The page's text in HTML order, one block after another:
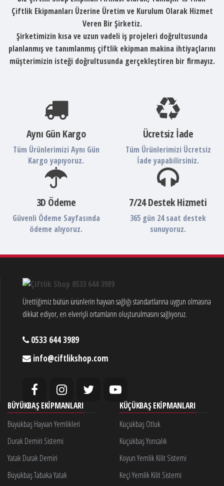
Çiftlik Ekipmanları Üzerine Üretim ve Kurulum Olarak Hizmet
Veren Bir Şirketiz.
Şirketimizin kısa ve uzun vadeli iş projeleri doğrultusunda
planlanmış ve tanımlanmış çiftlik ekipman makina ihtiyaçlarını
müşterimizin isteği doğrultusunda gerçekleştiren bir firmayız.
Aynı Gün Kargo
Tüm Ürünlerimizi Aynı Gün
Kargo yapıyoruz.
Ücretsiz İade
Tüm Ürünlerimizi Ücretsiz
İade yapabilirsiniz.
3D Ödeme
Güvenli Ödeme Sayfasında
ödeme alıyoruz.
7/24 Destek Hizmeti
365 gün 24 saat destek
sunuyoruz.
Ürettiğimiz bütün ürünlerin hayvan sağlığı standartlarına uygun olmasına
dikkat ediyor, en elverişli ortamların oluşturulmasını sağlıyoruz.
0533 644 3989
info@ciftlikshop.com
BÜYÜKBAŞ EKIPMANLARI
Büyükbaş Hayvan Yemlikleri
Durak Demiri Sistemi
Yatak Durak Demiri
Büyükbaş Tabaka Yatak
KÜÇÜKBAŞ EKIPMANLARI
Küçükbaş Otluk
Küçükbaş Yoncalık
Koyun Yemlik Kilit Sistemi
Keçi Yemlik Kilit Sistemi